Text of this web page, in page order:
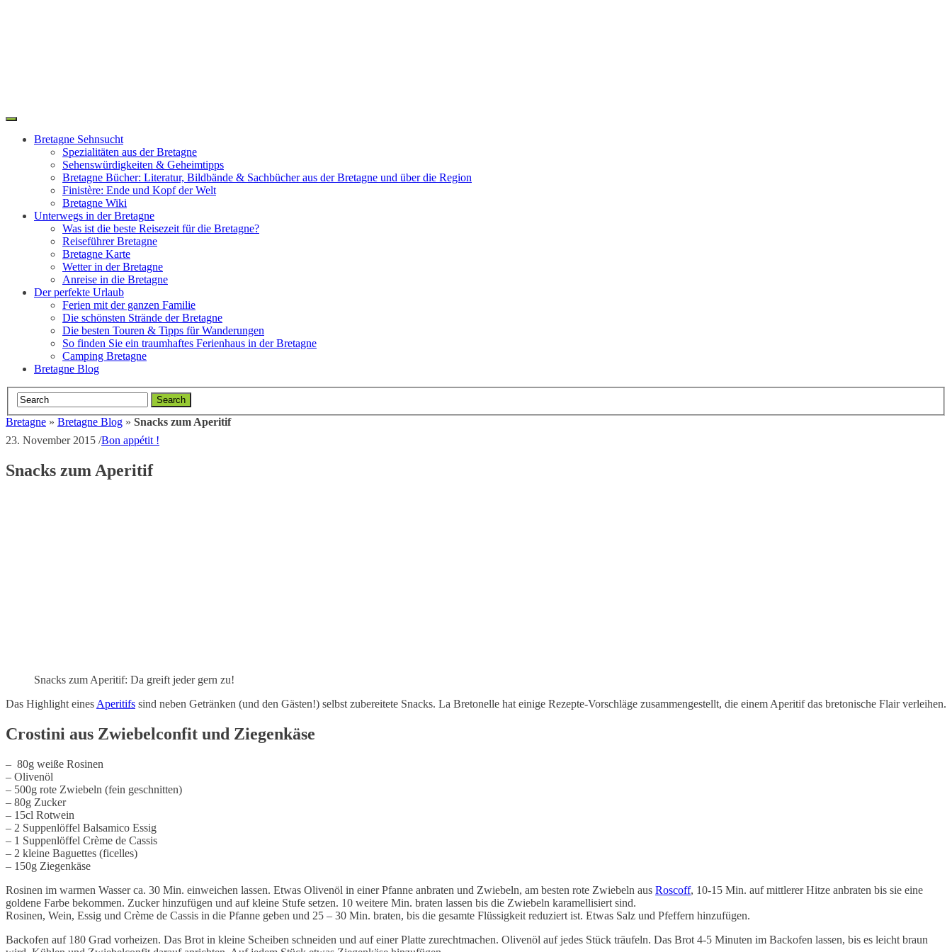
Toggle
navigationBretagne Sehnsucht
Spezialitäten aus der Bretagne
Sehenswürdigkeiten & Geheimtipps
Bretagne Bücher: Literatur, Bildbände & Sachbücher aus der Bretagne und über die Region
Finistère: Ende und Kopf der Welt
Bretagne Wiki
Unterwegs in der Bretagne
Was ist die beste Reisezeit für die Bretagne?
Reiseführer Bretagne
Bretagne Karte
Wetter in der Bretagne
Anreise in die Bretagne
Der perfekte Urlaub
Ferien mit der ganzen Familie
Die schönsten Strände der Bretagne
Die besten Touren & Tipps für Wanderungen
So finden Sie ein traumhaftes Ferienhaus in der Bretagne
Camping Bretagne
Bretagne Blog
Bretagne » Bretagne Blog » Snacks zum Aperitif
23. November 2015 /Bon appétit !
Snacks zum Aperitif
Snacks zum Aperitif: Da greift jeder gern zu!
Das Highlight einesAperitifs sind neben Getränken (und den Gästen!) selbst zubereitete Snacks. La Bretonelle hat einige Rezepte-Vorschläge zusammengestellt, die einem Aperitif das bretonische Flair verleihen.
Crostini aus Zwiebelconfit und Ziegenkäse
– 80g weiße Rosinen
– Olivenöl
– 500g rote Zwiebeln (fein geschnitten)
– 80g Zucker
– 15cl Rotwein
– 2 Suppenlöffel Balsamico Essig
– 1 Suppenlöffel Crème de Cassis
– 2 kleine Baguettes (ficelles)
– 150g Ziegenkäse
Rosinen im warmen Wasser ca. 30 Min. einweichen lassen. Etwas Olivenöl in einer Pfanne anbraten und Zwiebeln, am besten rote Zwiebeln aus Roscoff, 10-15 Min. auf mittlerer Hitze anbraten bis sie eine
goldene Farbe bekommen. Zucker hinzufügen und auf kleine Stufe setzen. 10 weitere Min. braten lassen bis die Zwiebeln karamellisiert sind.
Rosinen, Wein, Essig und Crème de Cassis in die Pfanne geben und 25 – 30 Min. braten, bis die gesamte Flüssigkeit reduziert ist. Etwas Salz und Pfeffern hinzufügen.
Backofen auf 180 Grad vorheizen. Das Brot in kleine Scheiben schneiden und auf einer Platte zurechtmachen. Olivenöl auf jedes Stück träufeln. Das Brot 4-5 Minuten im Backofen lassen, bis es leicht braun